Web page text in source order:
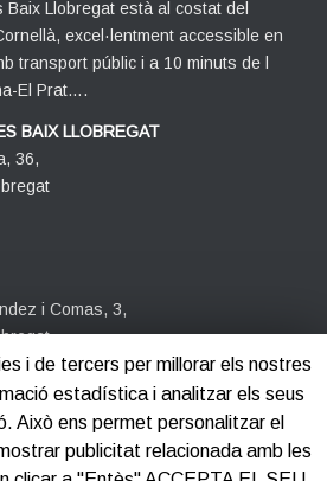
Baix Llobregat està al costat del
excel·lentment accessible en
transport públic i a 10 minuts de l
El Prat….
BAIX LLOBREGAT
36,
i Comas, 3,
i de tercers per millorar els nostres
estadística i analitzar els seus
Això ens permet personalitzar el
publicitat relacionada amb les